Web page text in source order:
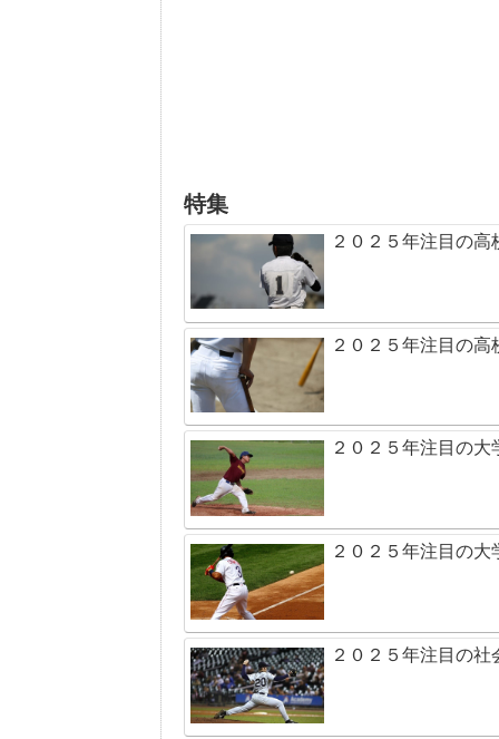
特集
２０２５年注目の
２０２５年注目の
２０２５年注目の
２０２５年注目の
２０２５年注目の